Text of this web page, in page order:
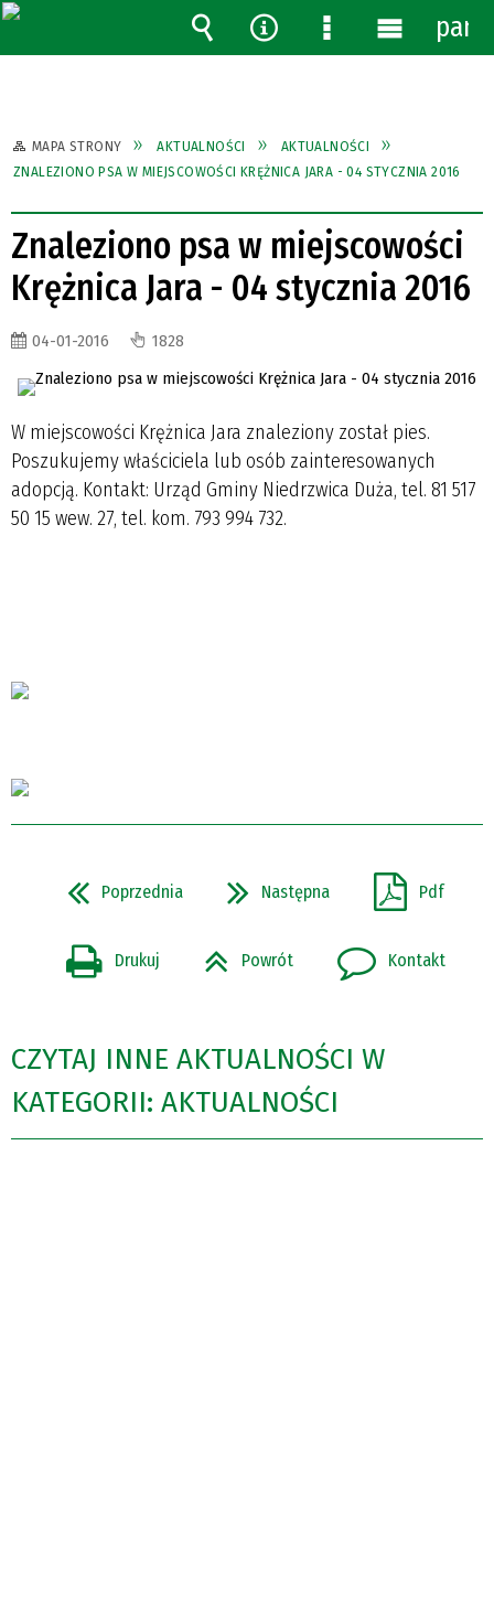
MAPA STRONY AKTUALNOŚCI
AKTUALNOŚCI
ZNALEZIONO PSA W MIEJSCOWOŚCI KRĘŻNICA JARA - 04 STYCZNIA 2016
Znaleziono psa w miejscowości
Krężnica Jara - 04 stycznia 2016
04-01-2016 1828
W miejscowości Krężnica Jara znaleziony został pies.
Poszukujemy właściciela lub osób zainteresowanych
adopcją. Kontakt: Urząd Gminy Niedrzwica Duża, tel. 81 517
50 15 wew. 27, tel. kom. 793 994 732.
Poprzednia Następna Pdf
Drukuj Powrót Kontakt
CZYTAJ INNE AKTUALNOŚCI W
KATEGORII: AKTUALNOŚCI
Wyszukiwarka
Narzędzia
MenuMenu